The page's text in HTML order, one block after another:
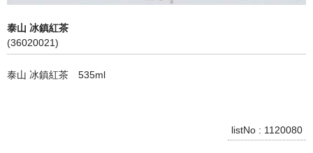
健康食品
野菜＆果物
酒類
泰山 冰鎮紅茶
(36020021)
泰山 冰鎮紅茶 535ml
listNo : 1120080